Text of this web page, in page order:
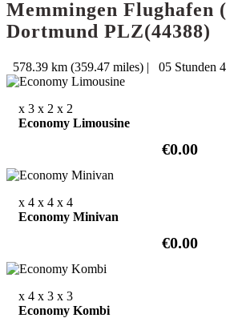
Memmingen Flughafen
Dortmund PLZ(44388)
578.39 km (359.47 miles) | 05 Stunden
x 3 x 2 x 2
Economy Limousine
€0.00
x 4 x 4 x 4
Economy Minivan
€0.00
x 4 x 3 x 3
Economy Kombi